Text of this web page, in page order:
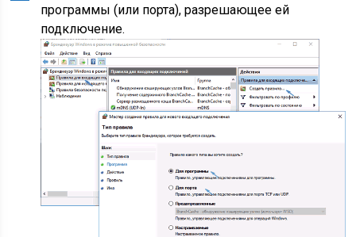
программы (или порта), разрешающее ей
подключение.